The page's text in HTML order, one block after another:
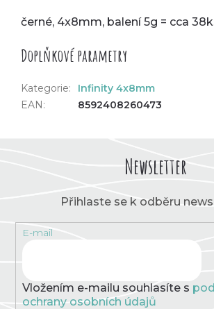
černé, 4x8mm, balení 5g = cca
Doplňkové parametry
Kategorie:
Infinity 4x8mm
EAN: 8592408260473
Newsletter
Přihlaste se k odběru
E-mail
Vložením e-mailu souhlasíte s
ochrany osobních údajů